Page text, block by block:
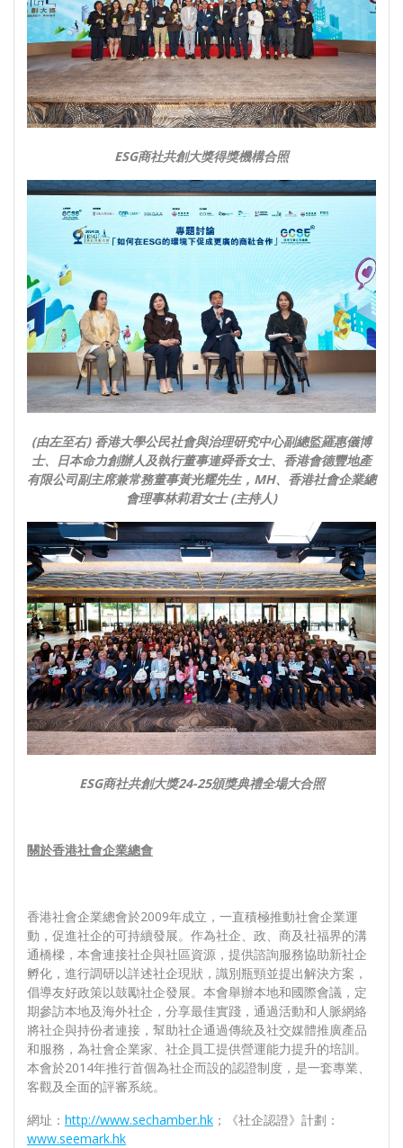
ESG商社共創大獎得獎機構合照
(由左至右) 香港大學公民社會與治理研究中心副總監羅惠儀博
士、日本命力創辦人及執行董事連舜香女士、香港會德豐地產
有限公司副主席兼常務董事黃光耀先生，MH、香港社會企業總
會理事林莉君女士 (主持人)
ESG商社共創大獎24-25頒獎典禮全場大合照
關於香港社會企業總會
香港社會企業總會於2009年成立，一直積極推動社會企業運
動，促進社企的可持續發展。作為社企、政、商及社福界的溝
通橋樑，本會連接社企與社區資源，提供諮詢服務協助新社企
孵化，進行調研以詳述社企現狀，識別瓶頸並提出解決方案，
倡導友好政策以鼓勵社企發展。本會舉辦本地和國際會議，定
期參訪本地及海外社企，分享最佳實踐，通過活動和人脈網絡
將社企與持份者連接，幫助社企通過傳統及社交媒體推廣產品
和服務，為社會企業家、社企員工提供營運能力提升的培訓。
本會於2014年推行首個為社企而設的認證制度，是一套專業、
客觀及全面的評審系統。
網址： http://www.sechamber.hk ；《社企認證》計劃：
www.seemark.hk